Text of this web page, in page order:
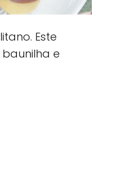
Este
e